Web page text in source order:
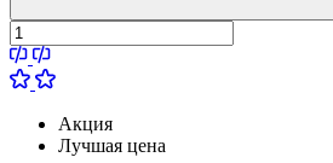
Акция
Лучшая цена